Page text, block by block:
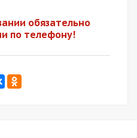
обязательно
по телефону!